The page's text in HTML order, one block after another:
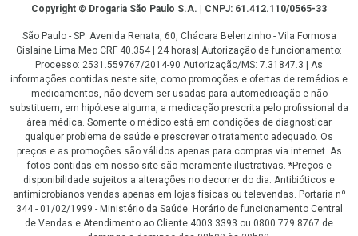
CopyrightCopyright © Drogaria São Paulo S.A. | CNPJ: 61.412.110/0565-33
São Paulo - SP: Avenida Renata, 60, Chácara Belenzinho - Vila Formosa
Gislaine Lima Meo CRF 40.354 | 24 horas| Autorização de funcionamento:
Processo: 2531.559767/2014-90 Autorização/MS: 7.31847.3 | As
informações contidas neste site, como promoções e ofertas de remédios e
medicamentos, não devem ser usadas para automedicação e não
substituem, em hipótese alguma, a medicação prescrita pelo profissional da
área médica. Somente o médico está em condições de diagnosticar
qualquer problema de saúde e prescrever o tratamento adequado. Os
preços e as promoções são válidos apenas para compras via internet. As
fotos contidas em nosso site são meramente ilustrativas. *Preços e
disponibilidade sujeitos a alterações no decorrer do dia. Antibióticos e
antimicrobianos vendas apenas em lojas físicas ou televendas. Portaria nº
344 - 01/02/1999 - Ministério da Saúde. Horário de funcionamento Central
de Vendas e Atendimento ao Cliente 4003 3393 ou 0800 779 8767 de